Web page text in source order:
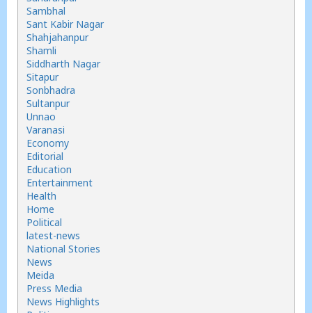
Sambhal
Sant Kabir Nagar
Shahjahanpur
Shamli
Siddharth Nagar
Sitapur
Sonbhadra
Sultanpur
Unnao
Varanasi
Economy
Editorial
Education
Entertainment
Health
Home
Political
latest-news
National Stories
News
Meida
Press Media
News Highlights